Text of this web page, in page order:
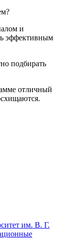
и
эффективным
подбирать
отличный
им. В. Г.